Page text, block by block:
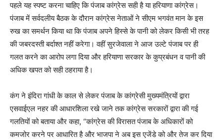
पहले यह स्पष्ट करना चाहिए कि पंजाब कांग्रेस सही है या हरियाणा कांग्रेस।
पंजाब में सर्वदलीय बैठक के दौरान कांग्रेस नेताओं ने सीएम भगवंत मान के इस
रुख का समर्थन किया था कि पंजाब अपने हिस्से के पानी को लेकर किसी भी तरह
की जबरदस्ती बर्दाश्त नहीं करेगा। वहीं सुरजेवाला ने आज उल्टे पंजाब पर ही
गलत करने का आरोप लगा दिया और हरियाणा सरकार के कुप्रबंधन व पानी की
अधिक खपत को सही ठहराया है।
कंग ने इंदिरा गांधी के काल से लेकर पंजाब के कांग्रेसी मुख्यमंत्रियों द्वारा
एसवाईएल नहर की आधारशिला रखे जाने तक कांग्रेस सरकारों द्वारा की गई
गलतियों को बताया और कहा, “कांग्रेस की विरासत पंजाब के अधिकारों को
कमजोर करने पर आधारित है और भाजपा ने अब इस एजेंडे को और तेज कर दिया